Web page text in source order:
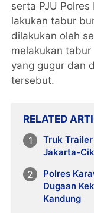
serta PJU
lakukan tabur
dilakukan oleh
melakukan
yang gugur dan
tersebut.
RELATED
Truk
Jakarta-
Polres
Dugaan
Kandung